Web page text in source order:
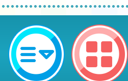
北勢國民小學辦理
講座「轉個彎，發
信！」一案-桃園